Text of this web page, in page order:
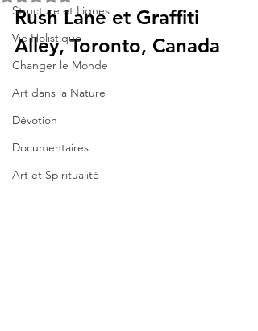
Structure et Lignes
Vie Holistique
Changer le Monde
Art dans la Nature
Dévotion
Documentaires
Art et Spiritualité
Rush Lane et Graffiti
Alley, Toronto, Canada